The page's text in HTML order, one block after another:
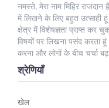
नमस्ते, मेरा नाम मिहिर
में लिखने के लिए बहुत उत्साही
क्षेत्र में विशेषज्ञता प्राप्त कर
विषयों पर लिखना पसंद करता
करना और लोगों के बीच चर्चा
श्रेणियाँ
खेल